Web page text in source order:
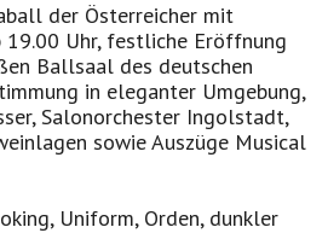
der Österreicher mit
19.00 Uhr, festliche Eröffnung
Ballsaal des deutschen
in eleganter Umgebung,
Salonorchester Ingolstadt,
sowie Auszüge Musical
Uniform, Orden, dunkler